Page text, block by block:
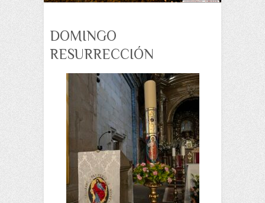
DOMINGO
RESURRECCIÓN